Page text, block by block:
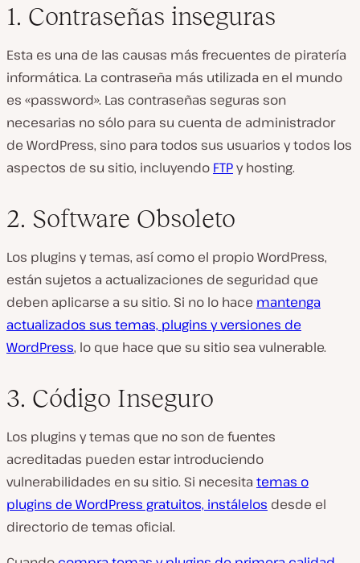
1. Contraseñas inseguras
Esta es una de las causas más frecuentes de piratería
informática. La contraseña más utilizada en el mundo
es «password». Las contraseñas seguras son
necesarias no sólo para su cuenta de administrador
de WordPress, sino para todos sus usuarios y todos los
aspectos de su sitio, incluyendo FTPy hosting.
2. Software Obsoleto
Los plugins y temas, así como el propio WordPress,
están sujetos a actualizaciones de seguridad que
deben aplicarse a su sitio. Si no lo hace mantenga
actualizados sus temas, plugins y versiones de
WordPress, lo que hace que su sitio sea vulnerable.
3. Código Inseguro
Los plugins y temas que no son de fuentes
acreditadas pueden estar introduciendo
vulnerabilidades en su sitio. Si necesita temas o
plugins de WordPress gratuitos, instálelos desde el
directorio de temas oficial.